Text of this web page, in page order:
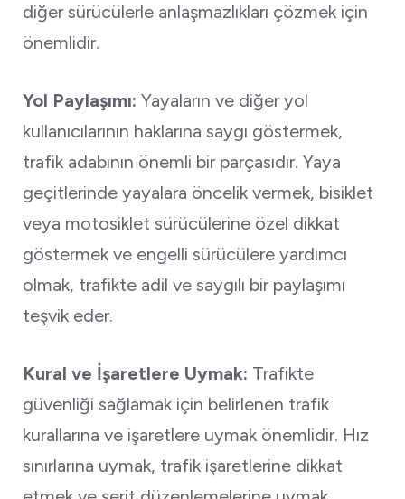
diğer sürücülerle anlaşmazlıkları çözmek için
önemlidir.
Yol Paylaşımı: Yayaların ve diğer yol
kullanıcılarının haklarına saygı göstermek,
trafik adabının önemli bir parçasıdır. Yaya
geçitlerinde yayalara öncelik vermek, bisiklet
veya motosiklet sürücülerine özel dikkat
göstermek ve engelli sürücülere yardımcı
olmak, trafikte adil ve saygılı bir paylaşımı
teşvik eder.
Kural ve İşaretlere Uymak: Trafikte
güvenliği sağlamak için belirlenen trafik
kurallarına ve işaretlere uymak önemlidir. Hız
sınırlarına uymak, trafik işaretlerine dikkat